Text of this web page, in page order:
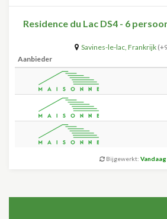
Residence du Lac DS4 - 6
Savines-le-lac, Frankrijk
Aanbieder
Bijgewerkt: Vandaag